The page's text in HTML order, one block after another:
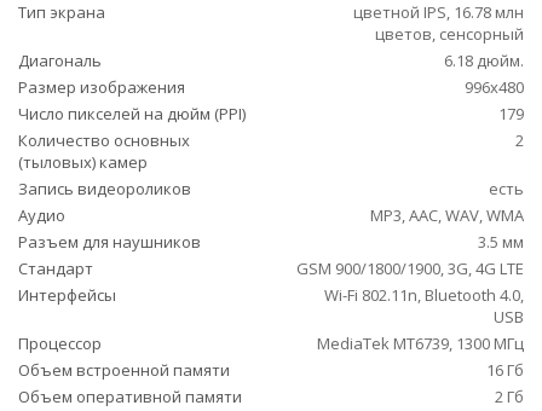
Тип экрана
цветной IPS, 16.78 млн
цветов, сенсорный
Диагональ
6.18 дюйм.
Размер изображения
996x480
Число пикселей на дюйм (PPI)
179
Количество основных
(тыловых) камер
2
Запись видеороликов
есть
Аудио
MP3, AAC, WAV, WMA
Разъем для наушников
3.5 мм
Стандарт
GSM 900/1800/1900, 3G, 4G LTE
Интерфейсы
Wi-Fi 802.11n, Bluetooth 4.0,
USB
Процессор
MediaTek MT6739, 1300 МГц
Объем встроенной памяти
16 Гб
Объем оперативной памяти
2 Гб